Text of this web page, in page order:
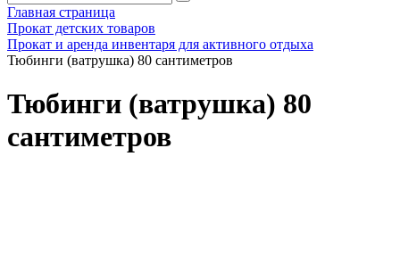
Главная страница
Прокат детских товаров
Прокат и аренда инвентаря для активного отдыха
Тюбинги (ватрушка) 80 сантиметров
Тюбинги (ватрушка) 80
сантиметров